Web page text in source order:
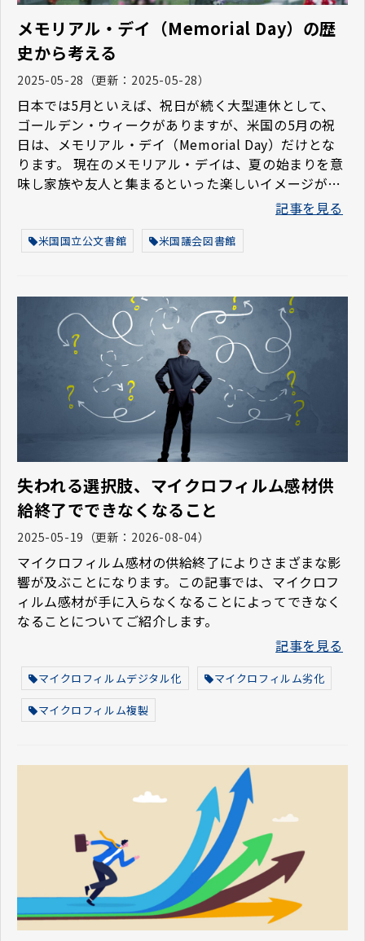
メモリアル・デイ（Memorial Day）の歴
史から考える
2025-05-28 （更新： 2025-05-28）
日本では5月といえば、祝日が続く大型連休として、
ゴールデン・ウィークがありますが、米国の5月の祝
日は、メモリアル・デイ（Memorial Day）だけとな
ります。 現在のメモリアル・デイは、夏の始まりを意
味し家族や友人と集まるといった楽しいイメージがあ
りますが、本来は、戦争や軍事行動で亡くなった戦没
汚れや垢を洗い流すことも行われています。
記事を見る
米国国立公文書館 米国議会図書館
失われる選択肢、マイクロフィルム感材供
給終了でできなくなること
2025-05-19 （更新： 2026-08-04）
マイクロフィルム感材の供給終了によりさまざまな影
響が及ぶことになります。この記事では、マイクロフ
ィルム感材が手に入らなくなることによってできなく
なることについてご紹介します。
記事を見る
マイクロフィルムデジタル化 マイクロフィルム劣化
マイクロフィルム複製